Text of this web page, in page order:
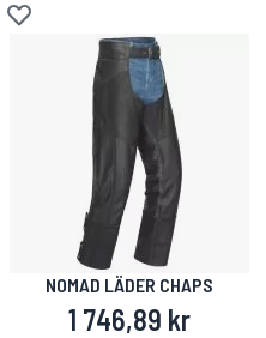
Lägg till i önskelista
NOMAD LÄDER CHAPS
1 746,89 kr